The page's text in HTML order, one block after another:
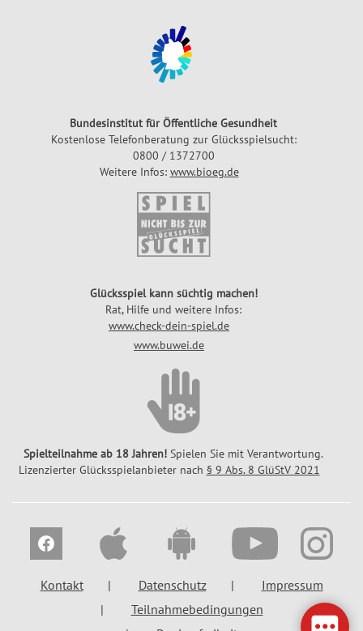
Bundesinstitut für Öffentliche Gesundheit
Kostenlose Telefonberatung zur Glücksspielsucht:
0800 / 1372700
Weitere Infos: www.bioeg.de
Glücksspiel kann süchtig machen!
Rat, Hilfe und weitere Infos:
www.check-dein-spiel.de
www.buwei.de
Spielteilnahme ab 18 Jahren! Spielen Sie mit Verantwortung.
Lizenzierter Glücksspielanbieter nach § 9 Abs. 8 GlüStV 2021
Kontakt Datenschutz
Impressum
Teilnahmebedingungen